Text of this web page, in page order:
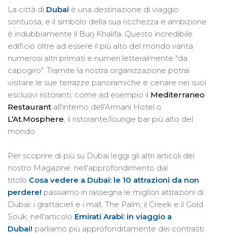
La città di Dubai è una destinazione di viaggio
sontuosa, e il simbolo della sua ricchezza e ambizione
è indubbiamente il Burj Khalifa. Questo incredibile
edificio oltre ad essere il più alto del mondo vanta
numerosi altri primati e numeri letteralmente "da
capogiro". Tramite la nostra organizzazione potrai
visitare le sue terrazze panoramiche e cenare nei suoi
esclusivi ristoranti, come ad esempio il Mediterraneo
Restaurant all'interno dell'Armani Hotel o
L’At.Mosphere , il ristorante/lounge bar più alto del
mondo.
Per scoprire di più su Dubai leggi gli altri articoli del
nostro Magazine: nell'approfondimento dal
titolo Cosa vedere a Dubai: le 10 attrazioni da non
perdere! passiamo in rassegna le migliori attrazioni di
Dubai: i grattacieli e i mall, The Palm, il Creek e il Gold
Souk; nell'articolo Emirati Arabi: in viaggio a
Dubai! parliamo più approfonditamente dei contrasti